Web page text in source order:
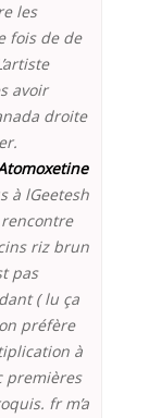
les
fois de de
avoir
droite
à lGeetesh
riz brun
pas
( lu ça
préfère
à
premières
fr m’a